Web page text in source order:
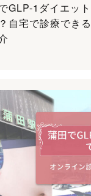
GLP-1ダイエッ
自宅で診療でき